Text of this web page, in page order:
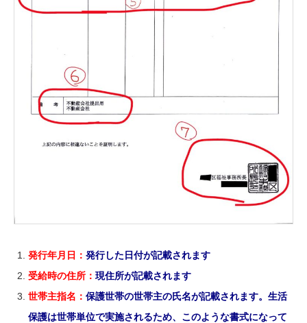
発行年月日： 発行した日付が記載されます
受給時の住所： 現住所が記載されます
世帯主指名： 保護世帯の世帯主の氏名が記載されます。生活
保護は世帯単位で実施されるため、このような書式になって